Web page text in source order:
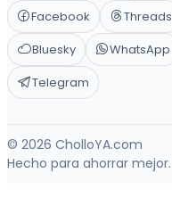
Facebook
Threads
Bluesky
WhatsApp
Telegram
© 2026 CholloYA.com
Hecho para ahorrar mejor.